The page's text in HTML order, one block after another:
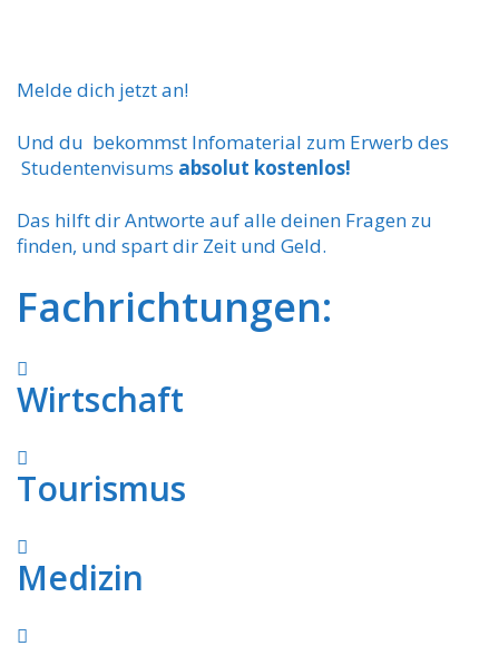
Melde dich jetzt an!
Und du bekommst Infomaterial zum Erwerb des
Studentenvisums absolut kostenlos!
Das hilft dir Antworte auf alle deinen Fragen zu
finden, und spart dir Zeit und Geld.
Fachrichtungen:
Wirtschaft
Tourismus
Medizin